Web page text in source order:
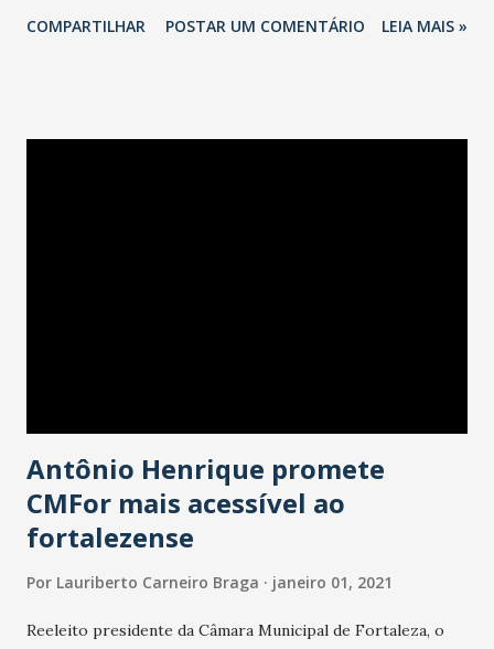
Estou certo de que será um sucesso, porque conheço o
COMPARTILHAR POSTAR UM COMENTÁRIO LEIA MAIS »
Antônio Henrique promete
CMFor mais acessível ao
fortalezense
Por Lauriberto Carneiro Braga janeiro 01, 2021
Reeleito presidente da Câmara Municipal de Fortaleza, o